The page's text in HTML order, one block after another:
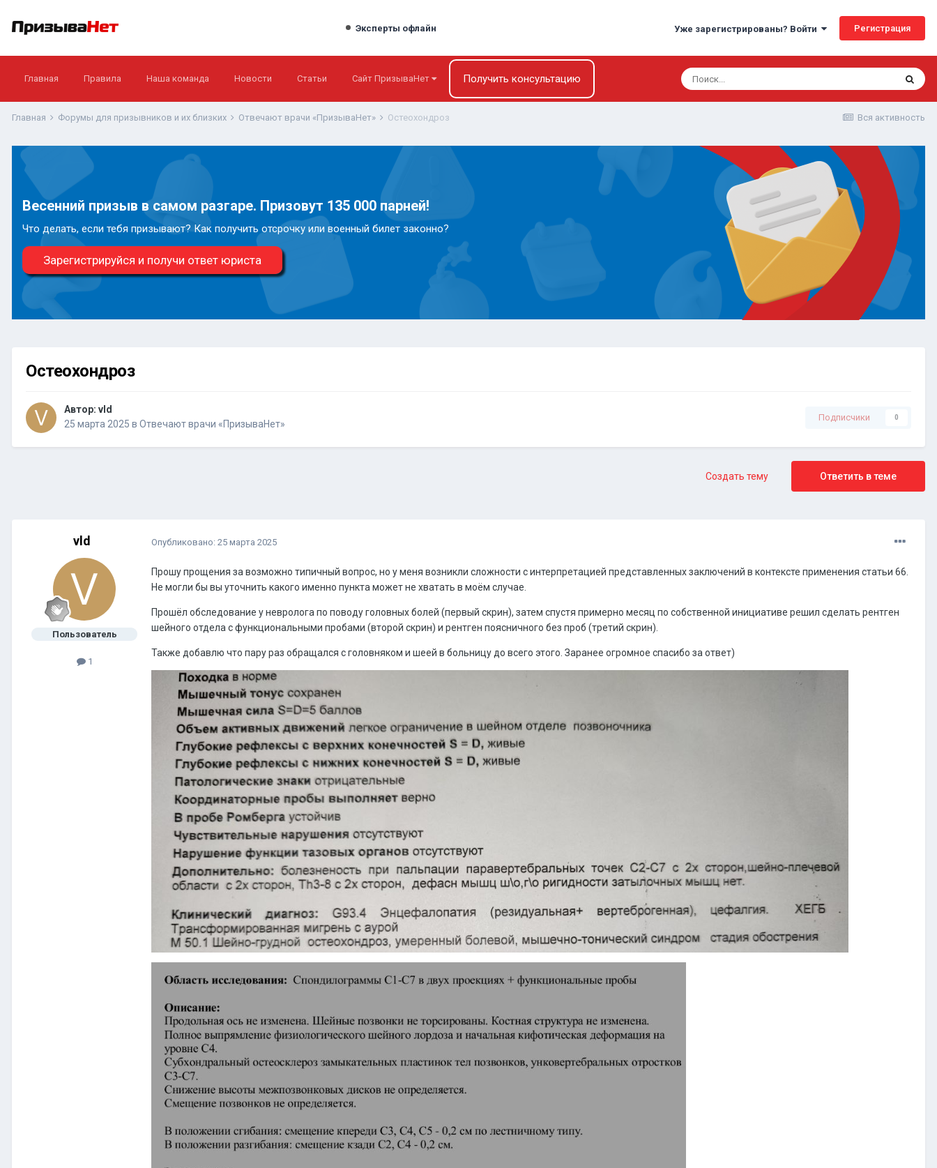
Эксперты офлайн Уже зарегистрированы? Войти Регистрация
Главная Правила Наша команда Новости Статьи Сайт ПризываНет Получить консультацию
Вся активность
Главная Форумы для призывников и их близких Отвечают врачи «ПризываНет» Остеохондроз
Весенний призыв в самом разгаре. Призовут 135 000 парней!
Что делать, если тебя призывают? Как получить отсрочку или военный билет законно?
Зарегистрируйся и получи ответ юриста
Остеохондроз
Автор: vld
25 марта 2025 в Отвечают врачи «ПризываНет»
Подписчики 0
Ответить в теме
Создать тему
vld
Пользователь
1
Опубликовано: 25 марта 2025
Прошу прощения за возможно типичный вопрос, но у меня возникли сложности с интерпретацией представленных заключений в контексте применения статьи 66.
Не могли бы вы уточнить какого именно пункта может не хватать в моём случае.
Прошёл обследование у невролога по поводу головных болей (первый скрин), затем спустя примерно месяц по собственной инициативе решил сделать рентген
шейного отдела с функциональными пробами (второй скрин) и рентген поясничного без проб (третий скрин).
Также добавлю что пару раз обращался с головняком и шеей в больницу до всего этого. Заранее огромное спасибо за ответ)